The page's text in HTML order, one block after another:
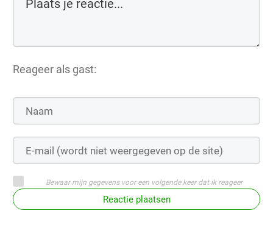
Reageer als gast:
Bewaar mijn gegevens voor een volgende keer dat ik reageer
Reactie plaatsen